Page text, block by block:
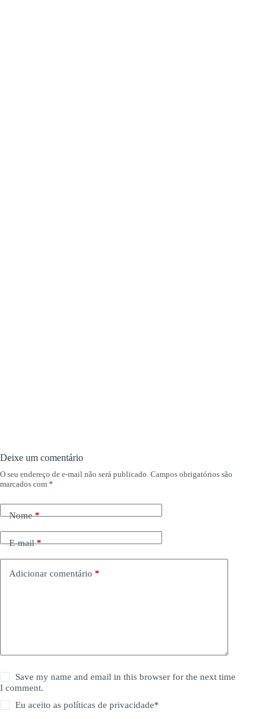
Deixe um comentário
O seu endereço de e-mail não será publicado. Campos obrigatórios são
marcados com *
Nome*
E-mail*
Adicionar comentário *
Save my name and email in this browser for the next time
I comment.
Eu aceito aspolíticas de privacidade*